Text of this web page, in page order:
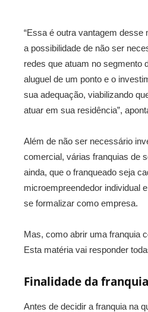
“Essa é outra vantagem desse
a possibilidade de não ser
redes que atuam no segmento
aluguel de um ponto e o
sua adequação, viabilizando
atuar em sua residência”,
Além de não ser necessário
comercial, várias franquias de
ainda, que o franqueado seja
microempreendedor individual
se formalizar como empresa.
Mas, como abrir uma franquia
Esta matéria vai responder
Finalidade da franquia
Antes de decidir a franquia na